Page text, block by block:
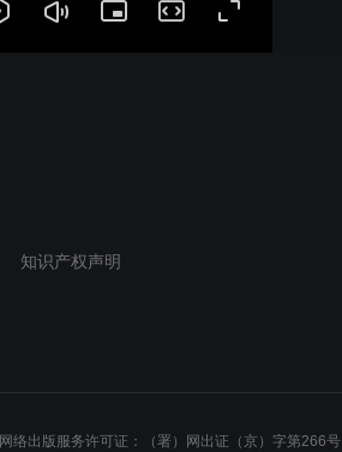
知识产权声明
网络出版服务许可证：（署）网出证（京）字第266号